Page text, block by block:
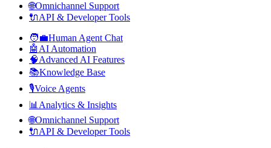
🌐Omnichannel Support
🔌API & Developer Tools
🧑‍💼Human Agent Chat
🤖AI Automation
🧠Advanced AI Features
📚Knowledge Base
🎙️Voice Agents
📊Analytics & Insights
🌐Omnichannel Support
🔌API & Developer Tools